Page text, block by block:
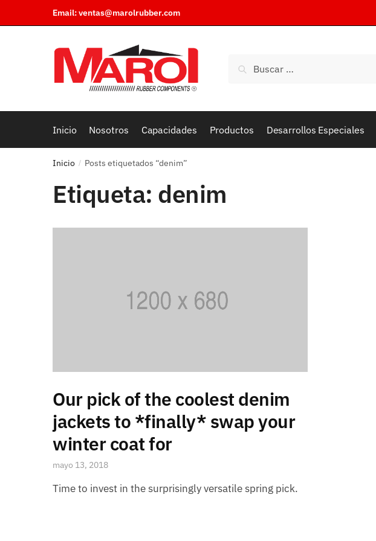
Email:ventas@marolrubber.com
Inicio Nosotros Capacidades Productos Desarrollos Especiales
Inicio / Posts etiquetados “denim”
Etiqueta: denim
Our pick of the coolest denim
jackets to *finally* swap your
winter coat for
mayo 13, 2018
Time to invest in the surprisingly versatile spring pick.